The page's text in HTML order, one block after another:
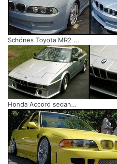
Schönes Toyota MR2 ...
Honda Accord sedan...